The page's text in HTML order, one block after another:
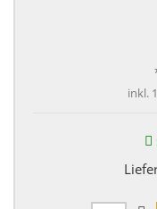
inkl.